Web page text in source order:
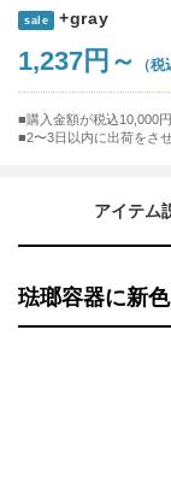
sale +gray
1,237円～
購入金額が税込10,000
2〜3日以内に出荷をさ
アイテム
琺瑯容器に新